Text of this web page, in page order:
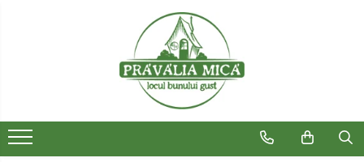
Dulceturi fara zahar